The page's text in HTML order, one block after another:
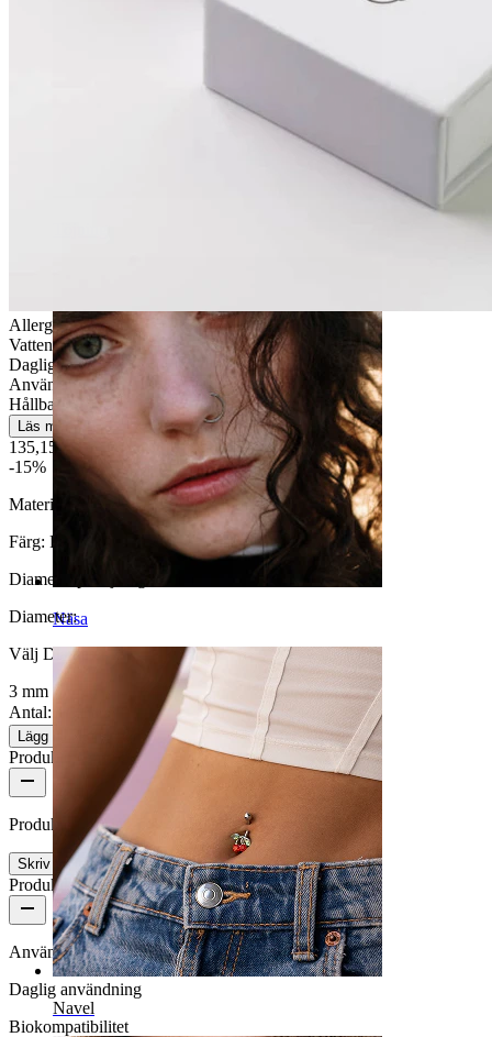
Näsa
Navel
Allergivänlig
Vattentät
Daglig användning
Användarvänlig
Hållbar
Läs mer
135,15 kr159,00 kr
-15%
Material:
Färg: Pärlemor
Diameter på töjning:
Diameter:
Välj Diameter
3 mm
Antal: 1
Lägg till i kundvagn
Produktrecensioner
Produkten har inga recensioner än
Skriv en recension
Produktkvalitet
Användningsfrekvens
Daglig användning
Biokompatibilitet